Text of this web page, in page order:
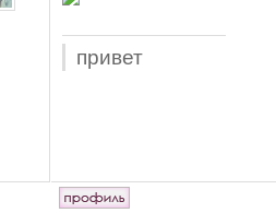
привет